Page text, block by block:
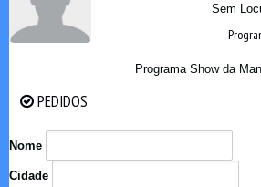
Sem
Programa Show da
PEDIDOS
Nome
Cidade